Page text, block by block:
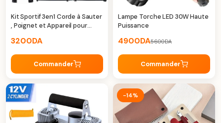
Kit Sportif 3en1 Corde à Sauter
, Poignet et Appareil pour
3200DA
Commander
Lampe Torche LED 30W Haute
Puissance
4900DA5600DA
Commander
-14%